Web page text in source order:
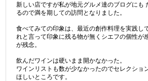
新しい店ですが私が地元グルメ達のブログにも
るので満を期しての訪問となりました。
食べてみての印象は、最近の創作料理を実践し
れと言って印象に残る物が無くシエフの個性が
が残念。
飲んだワインは硬いまま開かなかった。
ワインリストも数が少なかったのでセレクショ
ほしいところです。